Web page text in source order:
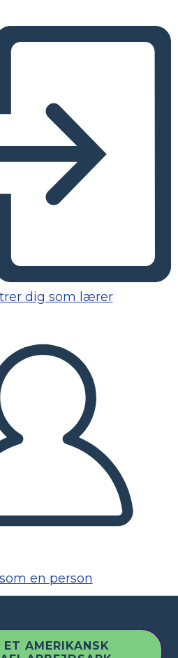
dig som lærer
en person
ET AMERIKANSK